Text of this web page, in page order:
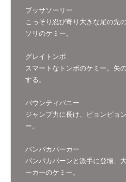
ブッサソーリー
こっそり忍び寄り大きな尾の先
ソリのケミー。
グレイトンボ
スマートなトンボのケミー。矢
する。
バウンティバニー
ジャンプ力に長け、ピョンピョ
ー。
パンパカパーカー
パンパカパーンと派手に登場、
ーカーのケミー。